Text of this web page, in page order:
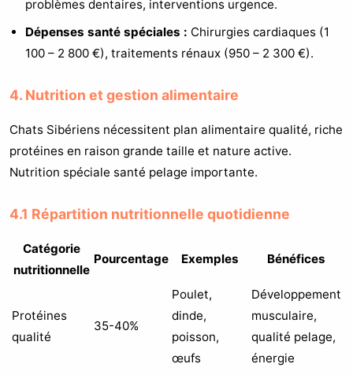
problèmes dentaires, interventions urgence.
Dépenses santé spéciales : Chirurgies cardiaques (1
100 – 2 800 €), traitements rénaux (950 – 2 300 €).
4. Nutrition et gestion alimentaire
Chats Sibériens nécessitent plan alimentaire qualité, riche
protéines en raison grande taille et nature active.
Nutrition spéciale santé pelage importante.
4.1 Répartition nutritionnelle quotidienne
Catégorie
nutritionnelle
Pourcentage Exemples Bénéfices
Protéines
qualité
35-40%
Poulet,
dinde,
poisson,
œufs
Développement
musculaire,
qualité pelage,
énergie